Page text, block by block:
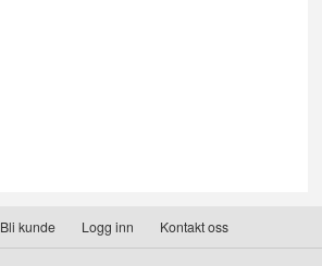
Bli kunde Logg inn Kontakt oss